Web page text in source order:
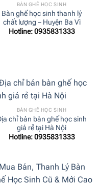
BÀN GHẾ HỌC SINH
Bàn ghế học sinh thanh lý
chất lượng – Huyện Ba Vì
Hotline: 0935831333
BÀN GHẾ HỌC SINH
chỉ bán bàn ghế học sinh
giá rẻ tại Hà Nội
Hotline: 0935831333